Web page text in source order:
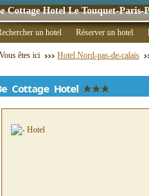
Cottage Hotel Le Touquet-Paris-
un hotel Réserver un hotel
Vous êtes ici Hotel Nord-pas-de-calais
Cottage Hotel